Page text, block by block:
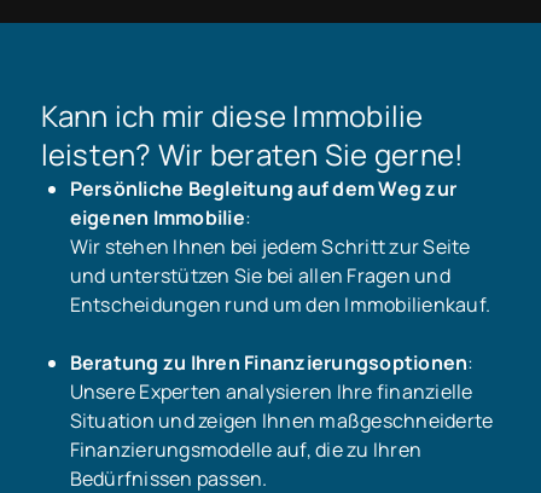
Kann ich mir diese Immobilie
leisten? Wir beraten Sie gerne!
Persönliche Begleitung auf dem Weg zur
eigenen Immobilie:
Wir stehen Ihnen bei jedem Schritt zur Seite
und unterstützen Sie bei allen Fragen und
Entscheidungen rund um den Immobilienkauf.
Beratung zu Ihren Finanzierungsoptionen:
Unsere Experten analysieren Ihre finanzielle
Situation und zeigen Ihnen maßgeschneiderte
Finanzierungsmodelle auf, die zu Ihren
Bedürfnissen passen.